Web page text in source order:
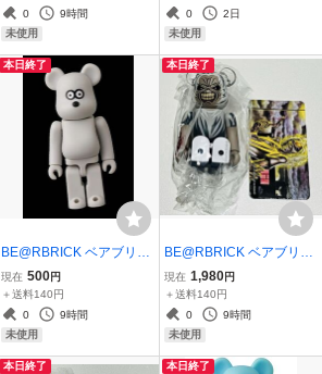
0
9時間
未使用
0
2日
未使用
本日終了
BE@RBRICK ベアブリッ
ク シリーズ51 ★ANIMAL
アニマル 『ANDY THE M
OUSE 』アンディーザマ
ウス
現在 500円
＋送料140円
0
9時間
未使用
本日終了
BE@RBRICK ベアブリッ
ク シリーズ51 ★HORRO
R ホラー『IRON MAIDE
N』アイアンメイデン【
裏 】
現在 1,980円
＋送料140円
0
9時間
未使用
本日終了 本日終了